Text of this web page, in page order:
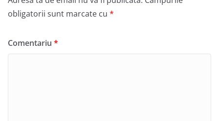
obligatorii sunt marcate cu *
Comentariu *